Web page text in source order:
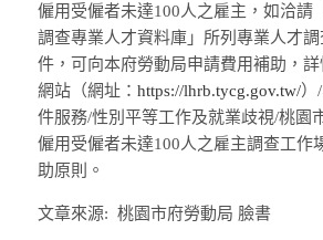
僱用受僱者未達100人之雇主，如洽請
調查專業人才資料庫」所列專業人才
件，可向本府勞動局申請費用補助，
網站（網址： https://lhrb.tycg.gov.tw/）
件服務/性別平等工作及就業歧視/桃園
僱用受僱者未達100人之雇主調查工作
助原則。
文章來源: 桃園市府勞動局 臉書